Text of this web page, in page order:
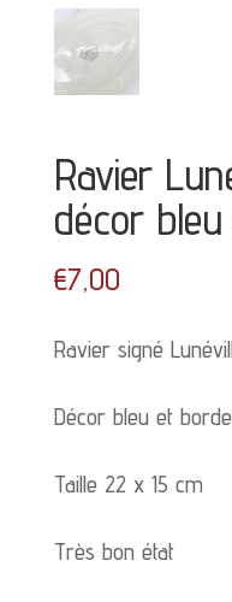
Ravier
décor
€7,00
Ravier signé
Décor bleu et
Taille 22 x 15 cm
Très bon état